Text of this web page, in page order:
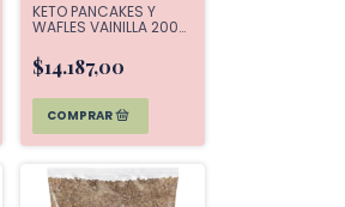
KETO PANCAKES Y
WAFLES VAINILLA 200g
$14.187,00